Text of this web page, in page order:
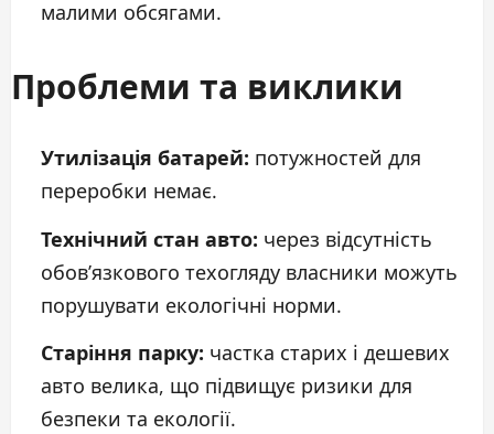
малими обсягами.
Проблеми та виклики
Утилізація батарей: потужностей для
переробки немає.
Технічний стан авто: через відсутність
обов’язкового техогляду власники можуть
порушувати екологічні норми.
Старіння парку: частка старих і дешевих
авто велика, що підвищує ризики для
безпеки та екології.